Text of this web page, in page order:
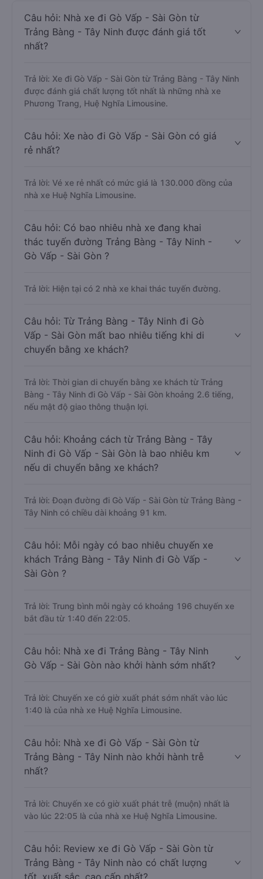
Câu hỏi: Nhà xe đi Gò Vấp - Sài Gòn từ
Trảng Bàng - Tây Ninh được đánh giá tốt
nhất?
Trả lời: Xe đi Gò Vấp - Sài Gòn từ Trảng Bàng - Tây Ninh
được đánh giá chất lượng tốt nhất là những nhà xe
Phương Trang, Huệ Nghĩa Limousine.
Câu hỏi: Xe nào đi Gò Vấp - Sài Gòn có giá
rẻ nhất?
Trả lời: Vé xe rẻ nhất có mức giá là 130.000 đồng của
nhà xe Huệ Nghĩa Limousine.
Câu hỏi: Có bao nhiêu nhà xe đang khai
thác tuyến đường Trảng Bàng - Tây Ninh -
Gò Vấp - Sài Gòn ?
Trả lời: Hiện tại có 2 nhà xe khai thác tuyến đường.
Câu hỏi: Từ Trảng Bàng - Tây Ninh đi Gò
Vấp - Sài Gòn mất bao nhiêu tiếng khi di
chuyển bằng xe khách?
Trả lời: Thời gian di chuyển bằng xe khách từ Trảng
Bàng - Tây Ninh đi Gò Vấp - Sài Gòn khoảng 2.6 tiếng,
nếu mật độ giao thông thuận lợi.
Câu hỏi: Khoảng cách từ Trảng Bàng - Tây
Ninh đi Gò Vấp - Sài Gòn là bao nhiêu km
nếu di chuyển bằng xe khách?
Trả lời: Đoạn đường đi Gò Vấp - Sài Gòn từ Trảng Bàng -
Tây Ninh có chiều dài khoảng 91 km.
Câu hỏi: Mỗi ngày có bao nhiêu chuyến xe
khách Trảng Bàng - Tây Ninh đi Gò Vấp -
Sài Gòn ?
Trả lời: Trung bình mỗi ngày có khoảng 196 chuyến xe
bắt đầu từ 1:40 đến 22:05.
Câu hỏi: Nhà xe đi Trảng Bàng - Tây Ninh
Gò Vấp - Sài Gòn nào khởi hành sớm nhất?
Trả lời: Chuyến xe có giờ xuất phát sớm nhất vào lúc
1:40 là của nhà xe Huệ Nghĩa Limousine.
Câu hỏi: Nhà xe đi Gò Vấp - Sài Gòn từ
Trảng Bàng - Tây Ninh nào khởi hành trễ
nhất?
Trả lời: Chuyến xe có giờ xuất phát trễ (muộn) nhất là
vào lúc 22:05 là của nhà xe Huệ Nghĩa Limousine.
Câu hỏi: Review xe đi Gò Vấp - Sài Gòn từ
Trảng Bàng - Tây Ninh nào có chất lượng
tốt, xuất sắc, cao cấp nhất?